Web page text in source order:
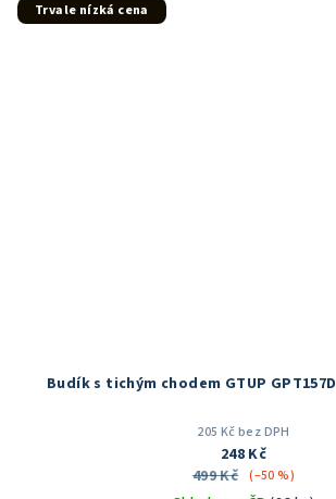
Trvale nízká cena
Budík s tichým chodem GTUP GPT157D
205 Kč bez DPH
248 Kč
499 Kč (–50 %)